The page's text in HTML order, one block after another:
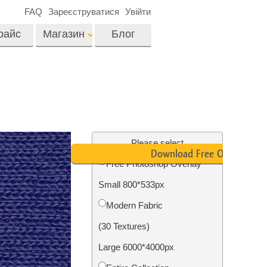
фотографій нерухомості
Реставрація фото
Магазин
Професійні відео
оверлейси
Блог
FAQ Зареєструватися Увійти
Please select
Free Photoshop Overlay
Small 800*533px
Modern Fabric
(30 Textures)
Large 6000*4000px
Download Free Overlay